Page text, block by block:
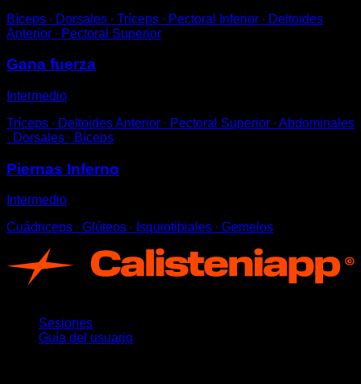
Bíceps ∙ Dorsales ∙ Tríceps ∙ Pectoral Inferior ∙ Deltoides
Anterior ∙ Pectoral Superior
Gana fuerza
Intermedio
Tríceps ∙ Deltoides Anterior ∙ Pectoral Superior ∙ Abdominales
∙ Dorsales ∙ Bíceps
Piernas Inferno
Intermedio
Cuádriceps ∙ Glúteos ∙ Isquiotibiales ∙ Gemelos
Sesiones
Guía del usuario